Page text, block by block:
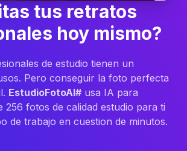
tus retratos
hoy mismo?
de estudio tienen un
Pero conseguir la foto perfecta
EstudioFotoAI# usa IA para
256 fotos de calidad estudio para ti
de trabajo en cuestion de minutos.